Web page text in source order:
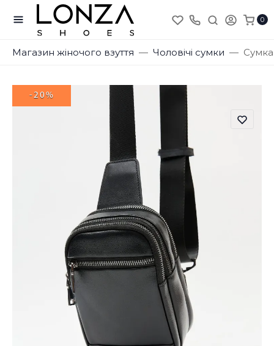
0
Магазин жіночого взуття Чоловічі сумки
-20%